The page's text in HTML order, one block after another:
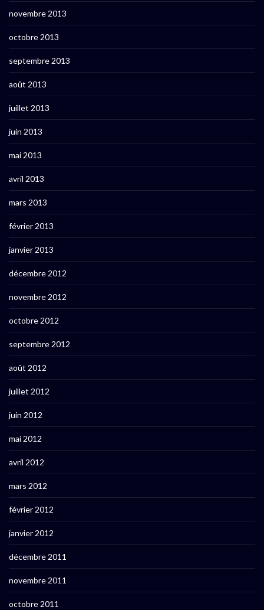
novembre 2013
octobre 2013
septembre 2013
août 2013
juillet 2013
juin 2013
mai 2013
avril 2013
mars 2013
février 2013
janvier 2013
décembre 2012
novembre 2012
octobre 2012
septembre 2012
août 2012
juillet 2012
juin 2012
mai 2012
avril 2012
mars 2012
février 2012
janvier 2012
décembre 2011
novembre 2011
octobre 2011